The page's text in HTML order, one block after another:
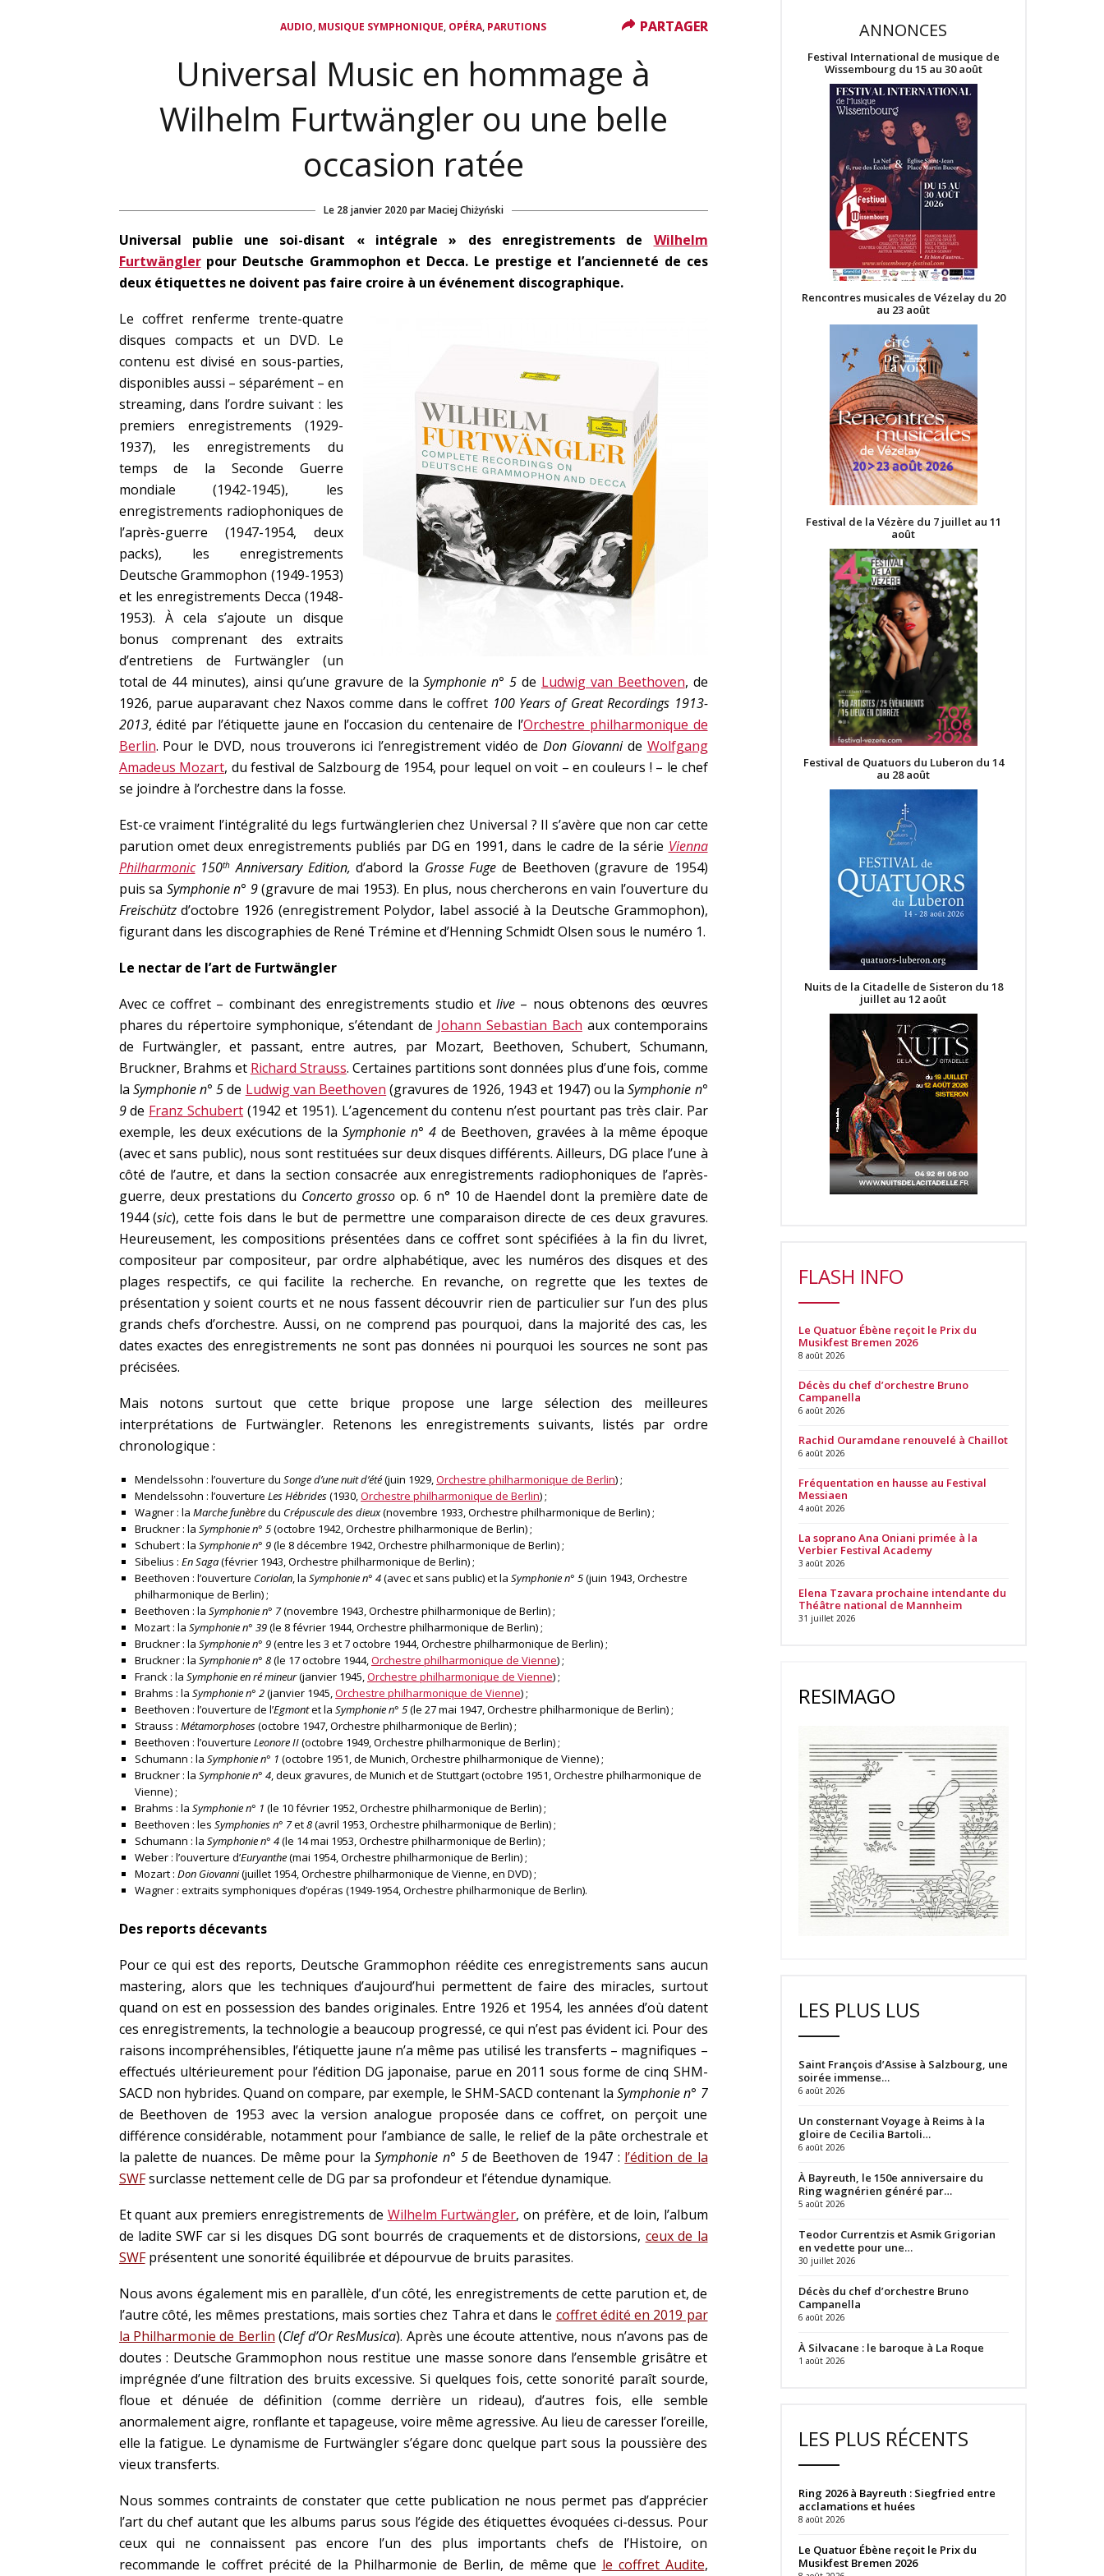
AUDIO, MUSIQUE SYMPHONIQUE, OPÉRA, PARUTIONS
Universal Music en hommage à
Wilhelm Furtwängler ou une belle
occasion ratée
Le 28 janvier 2020 par Maciej Chiżyński
Universal publie une soi-disant « intégrale » des enregistrements de Wilhelm
Furtwänglerpour Deutsche Grammophon et Decca. Le prestige et l’ancienneté de ces
deux étiquettes ne doivent pas faire croire à un événement discographique.
Le coffret renferme trente-quatre
disques compacts et un DVD. Le
contenu est divisé en sous-parties,
disponibles aussi – séparément – en
streaming, dans l’ordre suivant : les
premiers enregistrements (1929-
1937), les enregistrements du
temps de la Seconde Guerre
mondiale (1942-1945), les
enregistrements radiophoniques de
l’après-guerre (1947-1954, deux
packs), les enregistrements
Deutsche Grammophon (1949-1953)
et les enregistrements Decca (1948-
1953). À cela s’ajoute un disque
bonus comprenant des extraits
d’entretiens de Furtwängler (un
total de 44 minutes), ainsi qu’une gravure de laSymphonie n° 5 de Ludwig van Beethoven, de
1926, parue auparavant chez Naxos comme dans le coffret 100 Years of Great Recordings 1913-
2013, édité par l’étiquette jaune en l’occasion du centenaire de l’Orchestre philharmonique de
Berlin. Pour le DVD, nous trouverons ici l’enregistrement vidéo de Don Giovanni de Wolfgang
Amadeus Mozart, du festival de Salzbourg de 1954, pour lequel on voit – en couleurs ! – le chef
se joindre à l’orchestre dans la fosse.
Est-ce vraiment l’intégralité du legs furtwänglerien chez Universal ? Il s’avère que non car cette
parution omet deux enregistrements publiés par DG en 1991, dans le cadre de la série Vienna
Philharmonic150th Anniversary Edition,d’abord la Grosse Fuge de Beethoven (gravure de 1954)
puis sa Symphonie n° 9(gravure de mai 1953). En plus, nous chercherons en vain l’ouverture du
Freischützd’octobre 1926 (enregistrement Polydor, label associé à la Deutsche Grammophon),
figurant dans les discographies de René Trémine et d’Henning Schmidt Olsen sous le numéro 1.
Le nectar de l’art de Furtwängler
Avec ce coffret – combinant des enregistrements studio etlive – nous obtenons des œuvres
phares du répertoire symphonique, s’étendant de Johann Sebastian Bach aux contemporains
de Furtwängler, et passant, entre autres, par Mozart, Beethoven, Schubert, Schumann,
Bruckner, Brahms et Richard Strauss. Certaines partitions sont données plus d’une fois, comme
la Symphonie n° 5de Ludwig van Beethoven (gravures de 1926, 1943 et 1947) ou laSymphonie n°
9de Franz Schubert (1942 et 1951). L’agencement du contenu n’est pourtant pas très clair. Par
exemple, les deux exécutions de la Symphonie n° 4de Beethoven, gravées à la même époque
(avec et sans public), nous sont restituées sur deux disques différents. Ailleurs, DG place l’une à
côté de l’autre, et dans la section consacrée aux enregistrements radiophoniques de l’après-
guerre, deux prestations du Concerto grossoop. 6 n° 10 de Haendel dont la première date de
1944 (sic), cette fois dans le but de permettre une comparaison directe de ces deux gravures.
Heureusement, les compositions présentées dans ce coffret sont spécifiées à la fin du livret,
compositeur par compositeur, par ordre alphabétique, avec les numéros des disques et des
plages respectifs, ce qui facilite la recherche. En revanche, on regrette que les textes de
présentation y soient courts et ne nous fassent découvrir rien de particulier sur l’un des plus
grands chefs d’orchestre. Aussi, on ne comprend pas pourquoi, dans la majorité des cas, les
dates exactes des enregistrements ne sont pas données ni pourquoi les sources ne sont pas
précisées.
Mais notons surtout que cette brique propose une large sélection des meilleures
interprétations de Furtwängler. Retenons les enregistrements suivants, listés par ordre
chronologique :
Mendelssohn : l’ouverture du Songe d’une nuit d’été(juin 1929,Orchestre philharmonique de Berlin) ;
Mendelssohn : l’ouverture Les Hébrides(1930,Orchestre philharmonique de Berlin) ;
Wagner : la Marche funèbredu Crépuscule des dieux(novembre 1933, Orchestre philharmonique de Berlin) ;
Bruckner : la Symphonie n° 5(octobre 1942, Orchestre philharmonique de Berlin) ;
Schubert : la Symphonie n° 9(le 8 décembre 1942, Orchestre philharmonique de Berlin) ;
Sibelius : En Saga(février 1943, Orchestre philharmonique de Berlin) ;
Beethoven : l’ouverture Coriolan, la Symphonie n° 4(avec et sans public) et la Symphonie n° 5(juin 1943, Orchestre
philharmonique de Berlin) ;
Beethoven : la Symphonie n° 7(novembre 1943, Orchestre philharmonique de Berlin) ;
Mozart : la Symphonie n° 39(le 8 février 1944, Orchestre philharmonique de Berlin) ;
Bruckner : la Symphonie n° 9(entre les 3 et 7 octobre 1944, Orchestre philharmonique de Berlin) ;
Bruckner : la Symphonie n° 8(le 17 octobre 1944,Orchestre philharmonique de Vienne) ;
Franck : la Symphonie en ré mineur(janvier 1945,Orchestre philharmonique de Vienne) ;
Brahms : la Symphonie n° 2(janvier 1945,Orchestre philharmonique de Vienne) ;
Beethoven : l’ouverture de l’Egmontet la Symphonie n° 5(le 27 mai 1947, Orchestre philharmonique de Berlin) ;
Strauss : Métamorphoses(octobre 1947, Orchestre philharmonique de Berlin) ;
Beethoven : l’ouverture Leonore II(octobre 1949, Orchestre philharmonique de Berlin) ;
Schumann : la Symphonie n° 1 (octobre 1951, de Munich, Orchestre philharmonique de Vienne) ;
Bruckner : la Symphonie n° 4, deux gravures, de Munich et de Stuttgart (octobre 1951, Orchestre philharmonique de
Vienne) ;
Brahms : la Symphonie n° 1 (le 10 février 1952, Orchestre philharmonique de Berlin) ;
Beethoven : les Symphonies n° 7et8(avril 1953, Orchestre philharmonique de Berlin) ;
Schumann : la Symphonie n° 4(le 14 mai 1953, Orchestre philharmonique de Berlin) ;
Weber : l’ouverture d’Euryanthe(mai 1954, Orchestre philharmonique de Berlin) ;
Mozart : Don Giovanni(juillet 1954, Orchestre philharmonique de Vienne, en DVD) ;
Wagner : extraits symphoniques d’opéras (1949-1954, Orchestre philharmonique de Berlin).
Des reports décevants
Pour ce qui est des reports, Deutsche Grammophon réédite ces enregistrements sans aucun
mastering, alors que les techniques d’aujourd’hui permettent de faire des miracles, surtout
quand on est en possession des bandes originales. Entre 1926 et 1954, les années d’où datent
ces enregistrements, la technologie a beaucoup progressé, ce qui n’est pas évident ici. Pour des
raisons incompréhensibles, l’étiquette jaune n’a même pas utilisé les transferts – magnifiques –
effectués ultérieurement pour l’édition DG japonaise, parue en 2011 sous forme de cinq SHM-
SACD non hybrides. Quand on compare, par exemple, le SHM-SACD contenant laSymphonie n° 7
de Beethoven de 1953 avec la version analogue proposée dans ce coffret, on perçoit une
différence considérable, notamment pour l’ambiance de salle, le relief de la pâte orchestrale et
la palette de nuances. De même pour laSymphonie n° 5de Beethoven de 1947 : l’édition de la
SWFsurclasse nettement celle de DG par sa profondeur et l’étendue dynamique.
Et quant aux premiers enregistrements de Wilhelm Furtwängler, on préfère, et de loin, l’album
de ladite SWF car si les disques DG sont bourrés de craquements et de distorsions, ceux de la
SWFprésentent une sonorité équilibrée et dépourvue de bruits parasites.
Nous avons également mis en parallèle, d’un côté, les enregistrements de cette parution et, de
l’autre côté, les mêmes prestations, mais sorties chez Tahra et dans le coffret édité en 2019 par
la Philharmonie de Berlin (Clef d’Or ResMusica). Après une écoute attentive, nous n’avons pas de
doutes : Deutsche Grammophon nous restitue une masse sonore dans l’ensemble grisâtre et
imprégnée d’une filtration des bruits excessive. Si quelques fois, cette sonorité paraît sourde,
floue et dénuée de définition (comme derrière un rideau), d’autres fois, elle semble
anormalement aigre, ronflante et tapageuse, voire même agressive. Au lieu de caresser l’oreille,
elle la fatigue. Le dynamisme de Furtwängler s’égare donc quelque part sous la poussière des
vieux transferts.
Nous sommes contraints de constater que cette publication ne nous permet pas d’apprécier
l’art du chef autant que les albums parus sous l’égide des étiquettes évoquées ci-dessus. Pour
ceux qui ne connaissent pas encore l’un des plus importants chefs de l’Histoire, on
recommande le coffret précité de la Philharmonie de Berlin, de même que le coffret Audite,
PARTAGER
PARTAGER ANNONCES
Festival International de musique de
Wissembourg du 15 au 30 août
Rencontres musicales de Vézelay du 20
au 23 août
Festival de la Vézère du 7 juillet au 11
août
Festival de Quatuors du Luberon du 14
au 28 août
Nuits de la Citadelle de Sisteron du 18
juillet au 12 août
FLASH INFO
Le Quatuor Ébène reçoit le Prix du
Musikfest Bremen 2026
8 août 2026
Décès du chef d’orchestre Bruno
Campanella
6 août 2026
Rachid Ouramdane renouvelé à Chaillot
6 août 2026
Fréquentation en hausse au Festival
Messiaen
4 août 2026
La soprano Ana Oniani primée à la
Verbier Festival Academy
3 août 2026
Elena Tzavara prochaine intendante du
Théâtre national de Mannheim
31 juillet 2026
RESIMAGO
LES PLUS LUS
Saint François d’Assise à Salzbourg, une
soirée immense…
6 août 2026
Un consternant Voyage à Reims à la
gloire de Cecilia Bartoli…
6 août 2026
À Bayreuth, le 150e anniversaire du
Ring wagnérien généré par…
5 août 2026
Teodor Currentzis et Asmik Grigorian
en vedette pour une…
30 juillet 2026
Décès du chef d’orchestre Bruno
Campanella
6 août 2026
À Silvacane : le baroque à La Roque
1 août 2026
LES PLUS RÉCENTS
Ring 2026 à Bayreuth : Siegfried entre
acclamations et huées
8 août 2026
Le Quatuor Ébène reçoit le Prix du
Musikfest Bremen 2026